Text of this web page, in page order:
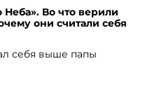
Во что верили
они считали себя
себя выше папы